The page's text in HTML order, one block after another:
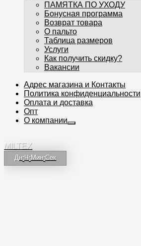
ПАМЯТКА ПО УХОДУ
Бонусная программа
Возврат товара
О пальто
Таблица размеров
Услуги
Как получить скидку?
Вакансии
Адрес магазина и Контакты
Политика конфиденциальности
Оплата и доставка
Опт
О компании
MILTEX
Дн:Ч:Мин:Сек